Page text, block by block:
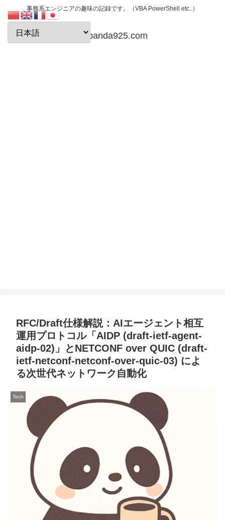
事務系エンジニアの趣味の記録です。（VBA PowerShell etc..）
papanda925.com
RFC/Draft仕様解説：AIエージェント相互
運用プロトコル「AIDP (draft-ietf-agent-
aidp-02)」とNETCONF over QUIC (draft-
ietf-netconf-netconf-over-quic-03) によ
る次世代ネットワーク自動化
Tech